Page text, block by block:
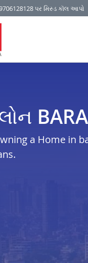
પર મિસ્ડ કૉલ આપો
a Home in